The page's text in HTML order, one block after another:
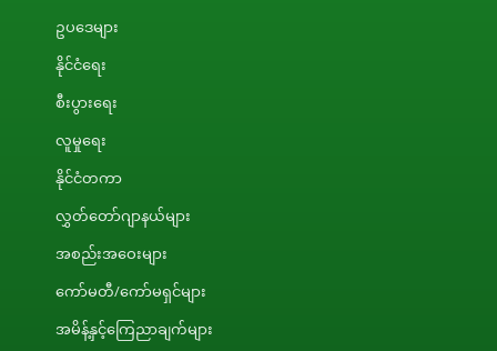
ဥပဒေများ
နိုင်ငံရေး
စီးပွားရေး
လူမှုရေး
နိုင်ငံတကာ
လွှတ်တော်ဂျာနယ်များ
အစည်းအဝေးများ
ကော်မတီ/ကော်မရှင်များ
အမိန့်နှင့်ကြေညာချက်များ